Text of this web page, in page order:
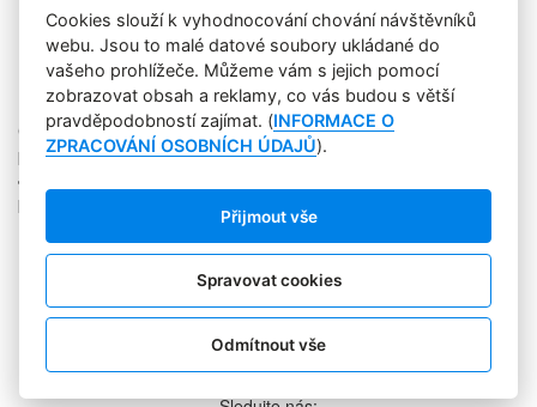
Zapomněli jste heslo?
Copyright © 2004-2020 Focus Agency, s.r.o. Plné znění licenčních
podmínek. ISSN 1803-957X
Jakékoliv publikování, přebírání nebo šíření obsahu je bez
písemného souhlasu Focus Agency, s.r.o. zakázáno.
RSS 1
Štítky
Zpracování osobních údajů
Kontakt
PR AGENTURA
COOKIES
Cookies slouží k vyhodnocování chování návštěvníků
webu. Jsou to malé datové soubory ukládané do
vašeho prohlížeče. Můžeme vám s jejich pomocí
zobrazovat obsah a reklamy, co vás budou s větší
pravděpodobností zajímat. (INFORMACE O
ZPRACOVÁNÍ OSOBNÍCH ÚDAJŮ).
Přijmout vše
Spravovat cookies
Odmítnout vše